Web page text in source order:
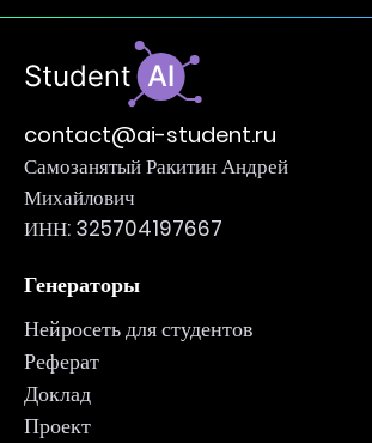
contact@ai-student.ru
Самозанятый Ракитин Андрей
Михайлович
ИНН: 325704197667
Генераторы
Нейросеть для студентов
Реферат
Доклад
Проект